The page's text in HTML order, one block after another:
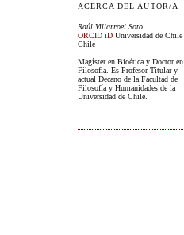
ACERCA DEL AUTOR/A
Raúl Villarroel Soto
ORCID iD Universidad de Chile
Chile
Magíster en Bioética y Doctor en
Filosofía. Es Profesor Titular y
actual Decano de la Facultad de
Filosofía y Humanidades de la
Universidad de Chile.